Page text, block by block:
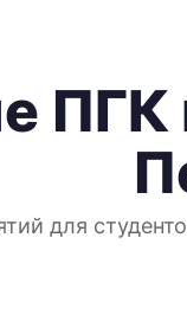
ПГК
для